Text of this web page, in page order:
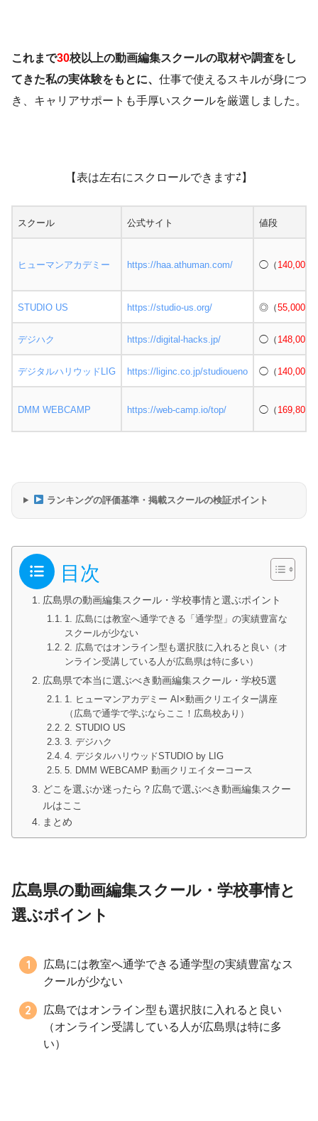
これまで30校以上の動画編集スクールの取材や調査をし
てきた私の実体験をもとに、 仕事で使えるスキルが身につ
き、キャリアサポートも手厚いスクールを厳選しました。
【表は左右にスクロールできます⇄】
スクール 公式サイト 値段
ヒューマンアカデミー https://haa.athuman.com/ ◯（ 140,000
STUDIO US https://studio-us.org/ ◎（55,000
デジハク https://digital-hacks.jp/ ◯（ 148,000
デジタルハリウッドLIG https://liginc.co.jp/studioueno ◯（ 140,000
DMM WEBCAMP https://web-camp.io/top/ ◯（ 169,800
ランキングの評価基準・掲載スクールの検証ポイント
目次
広島県の動画編集スクール・学校事情と選ぶポイント
1. 広島には教室へ通学できる「通学型」の実績豊富な
スクールが少ない
2. 広島ではオンライン型も選択肢に入れると良い（オ
ンライン受講している人が広島県は特に多い）
広島県で本当に選ぶべき動画編集スクール・学校5選
1. ヒューマンアカデミー AI×動画クリエイター講座
（広島で通学で学ぶならここ！広島校あり）
2. STUDIO US
3. デジハク
4. デジタルハリウッドSTUDIO by LIG
5. DMM WEBCAMP 動画クリエイターコース
どこを選ぶか迷ったら？広島で選ぶべき動画編集スクー
ルはここ
まとめ
広島県の動画編集スクール・学校事情と
選ぶポイント
広島には教室へ通学できる通学型の実績豊富なス
クールが少ない
広島ではオンライン型も選択肢に入れると良い
（オンライン受講している人が広島県は特に多
い）